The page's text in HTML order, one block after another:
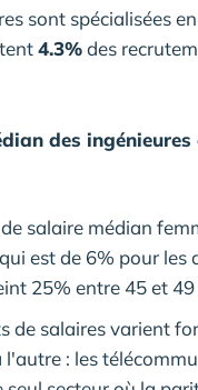
sont spécialisées
4.3%des
des ingénieures
salaire médian
est de 6% pour les
25% entre 45 et 49
de salaires varient
l'autre : les